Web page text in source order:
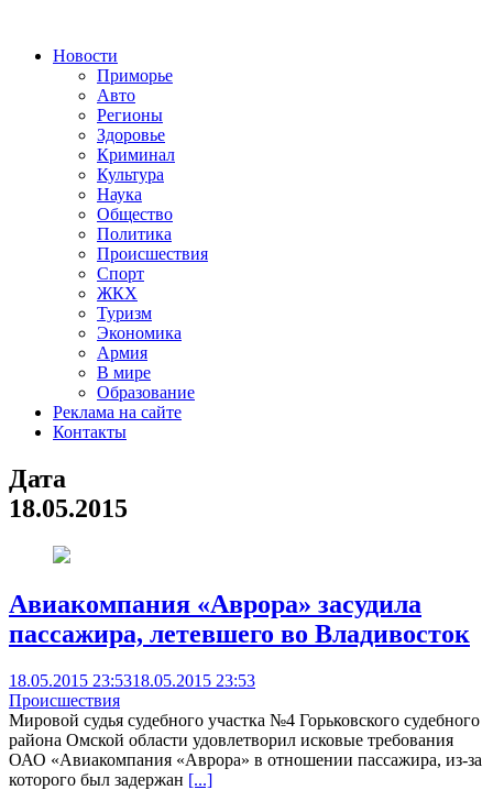
Новости
Приморье
Авто
Регионы
Здоровье
Криминал
Культура
Наука
Общество
Политика
Происшествия
Спорт
ЖКХ
Туризм
Экономика
Армия
В мире
Образование
Реклама на сайте
Контакты
Дата
18.05.2015
Авиакомпания «Аврора» засудила
пассажира, летевшего во Владивосток
18.05.2015 23:5318.05.2015 23:53
Происшествия
Мировой судья судебного участка №4 Горьковского судебного
района Омской области удовлетворил исковые требования
ОАО «Авиакомпания «Аврора» в отношении пассажира, из-за
которого был задержан [...]